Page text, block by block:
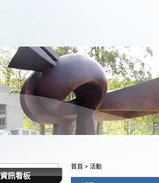
資訊看板
首頁 > 活動